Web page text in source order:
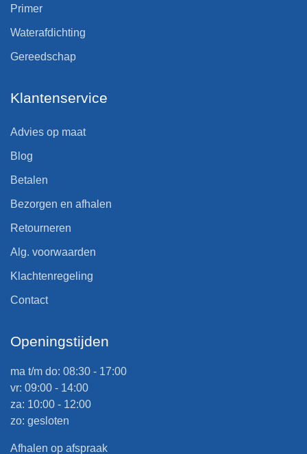
Primer
Waterafdichting
Gereedschap
Klantenservice
Advies op maat
Blog
Betalen
Bezorgen en afhalen
Retourneren
Alg. voorwaarden
Klachtenregeling
Contact
Openingstijden
ma t/m do: 08:30 - 17:00
vr: 09:00 - 14:00
za: 10:00 - 12:00
zo: gesloten
Afhalen op afspraak